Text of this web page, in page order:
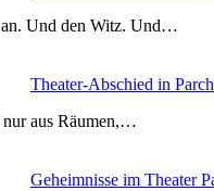
an. Und den Witz. Und…
Theater-Abschied in
nur aus Räumen,…
Geheimnisse im Theater